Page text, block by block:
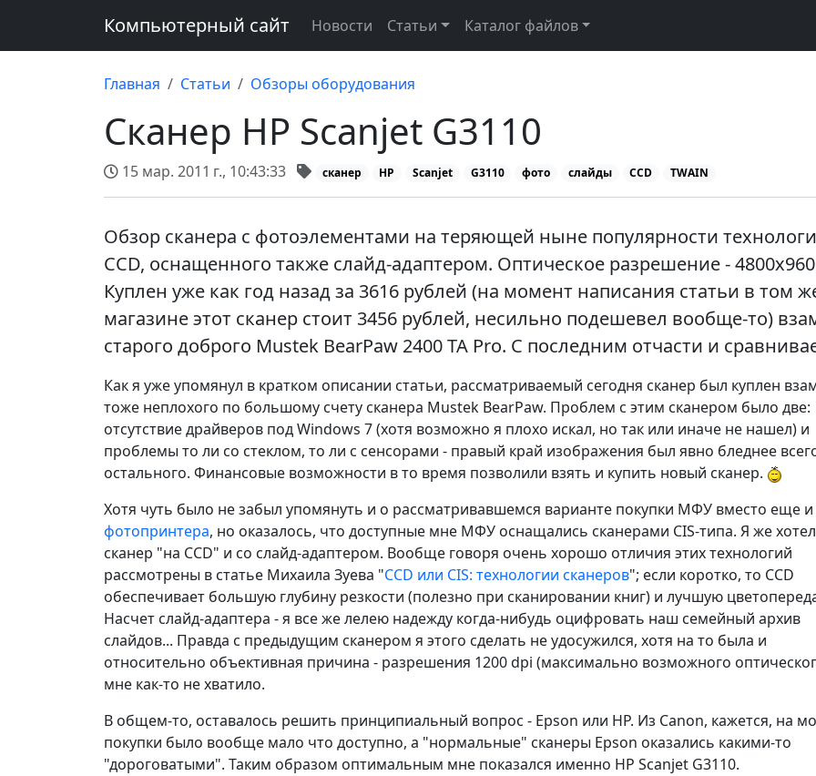
Компьютерный сайт Новости Статьи Каталог файлов
Главная Статьи Обзоры оборудования
Сканер HP Scanjet G3110
15 мар. 2011 г., 10:43:33 сканер HP Scanjet G3110 фото слайды CCD TWAIN
Обзор сканера с фотоэлементами на теряющей ныне популярности
CCD, оснащенного также слайд-адаптером. Оптическое разрешение -
Куплен уже как год назад за 3616 рублей (на момент написания статьи в том
магазине этот сканер стоит 3456 рублей, несильно подешевел вообще-то)
старого доброго Mustek BearPaw 2400 TA Pro. С последним отчасти и
Как я уже упомянул в кратком описании статьи, рассматриваемый сегодня сканер был куплен
тоже неплохого по большому счету сканера Mustek BearPaw. Проблем с этим сканером было две:
отсутствие драйверов под Windows 7 (хотя возможно я плохо искал, но так или иначе не нашел) и
проблемы то ли со стеклом, то ли с сенсорами - правый край изображения был явно бледнее
остального. Финансовые возможности в то время позволили взять и купить новый сканер.
Хотя чуть было не забыл упомянуть и о рассматривавшемся варианте покупки МФУ вместо еще и
фотопринтера, но оказалось, что доступные мне МФУ оснащались сканерами CIS-типа. Я же хотел
сканер "на CCD" и со слайд-адаптером. Вообще говоря очень хорошо отличия этих технологий
рассмотрены в статье Михаила Зуева "CCD или CIS: технологии сканеров"; если коротко, то CCD
обеспечивает большую глубину резкости (полезно при сканировании книг) и лучшую
Насчет слайд-адаптера - я все же лелею надежду когда-нибудь оцифровать наш семейный архив
слайдов... Правда с предыдущим сканером я этого сделать не удосужился, хотя на то была и
относительно объективная причина - разрешения 1200 dpi (максимально возможного
мне как-то не хватило.
В общем-то, оставалось решить принципиальный вопрос - Epson или HP. Из Canon, кажется, на
покупки было вообще мало что доступно, а "нормальные" сканеры Epson оказались какими-то
"дороговатыми". Таким образом оптимальным мне показался именно HP Scanjet G3110.